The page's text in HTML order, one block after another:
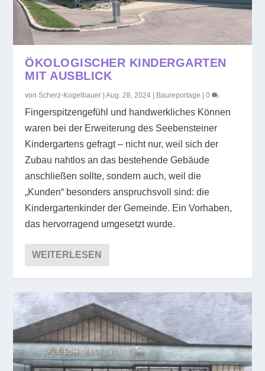
ÖKOLOGISCHER KINDERGARTEN
MIT AUSBLICK
vonScherz-Kogelbauer |Aug. 28, 2024 | Baureportage |0
Fingerspitzengefühl und handwerkliches Können
waren bei der Erweiterung des Seebensteiner
Kindergartens gefragt – nicht nur, weil sich der
Zubau nahtlos an das bestehende Gebäude
anschließen sollte, sondern auch, weil die
„Kunden“ besonders anspruchsvoll sind: die
Kindergartenkinder der Gemeinde. Ein Vorhaben,
das hervorragend umgesetzt wurde.
WEITERLESEN